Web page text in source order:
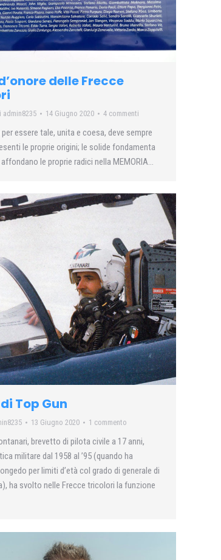
delle Frecce
admin8235 14 Giugno 2020 4 commenti
per essere tale, unita e coesa, deve sempre
le proprie origini; le solide fondamenta
le proprie radici nella MEMORIA…
Top Gun
13 Giugno 2020 1 commento
brevetto di pilota civile a 17 anni,
militare dal 1958 al ’95 (quando ha
per limiti d’età col grado di generale di
ha svolto nelle Frecce tricolori la funzione